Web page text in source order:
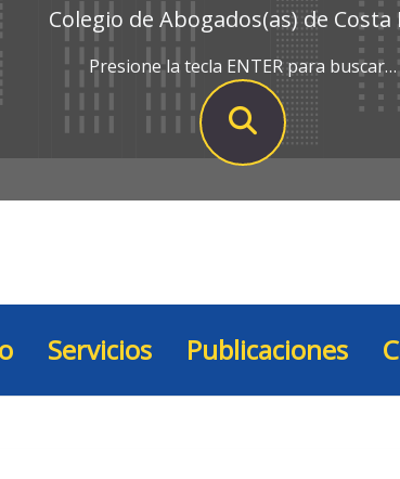
Colegio de Abogados(as) de Costa
Presione la tecla ENTER para buscar…
Servicios Publicaciones